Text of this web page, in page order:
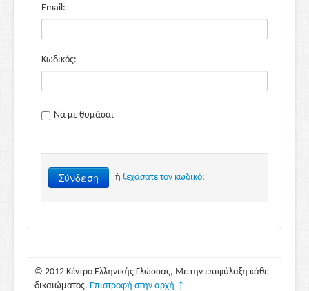
Email:
Κωδικός:
Να με θυμάσαι
Σύνδεση ή ξεχάσατε τον κωδικό;
© 2012 Κέντρο Ελληνικής Γλώσσας, Με την επιφύλαξη κάθε
δικαιώματος. Επιστροφή στην αρχή ↑